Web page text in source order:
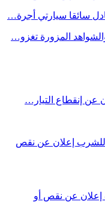
سائقا سيارتي أجرة…
المزورة تغزو…
عن إنقطاع التيار…
للشرب إعلان عن نقص
إعلان عن نقص أو